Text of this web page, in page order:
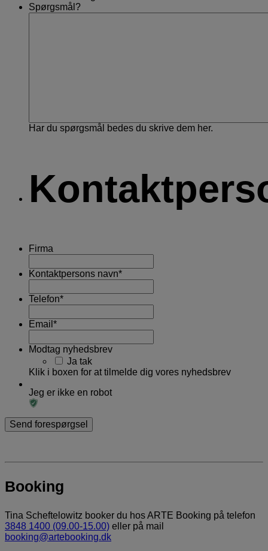
Spørgsmål?
Har du spørgsmål bedes du skrive dem her.
Firma
Kontaktpersons navn*
Telefon*
Email *
Modtag nyhedsbrev
Ja tak
Klik i boxen for at tilmelde dig vores nyhedsbrev
Jeg er ikke en robot
Booking
Tina Scheftelowitz booker du hos ARTE Booking på telefon
3848 1400 (09.00-15.00) eller på mail
booking@artebooking.dk